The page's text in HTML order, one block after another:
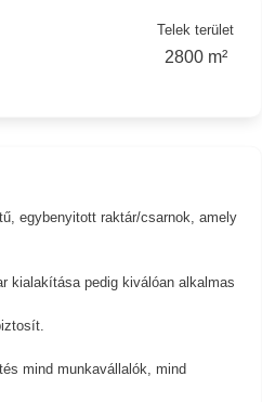
Telek terület
2800 m²
egybenyitott raktár/csarnok, amely
kialakítása pedig kiválóan alkalmas
mind munkavállalók, mind